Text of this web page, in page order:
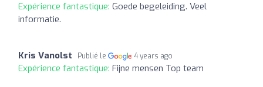
Expérience fantastique: Goede begeleiding. Veel
informatie.
Kris Vanolst Publié le 4 years ago
Expérience fantastique: Fijne mensen Top team